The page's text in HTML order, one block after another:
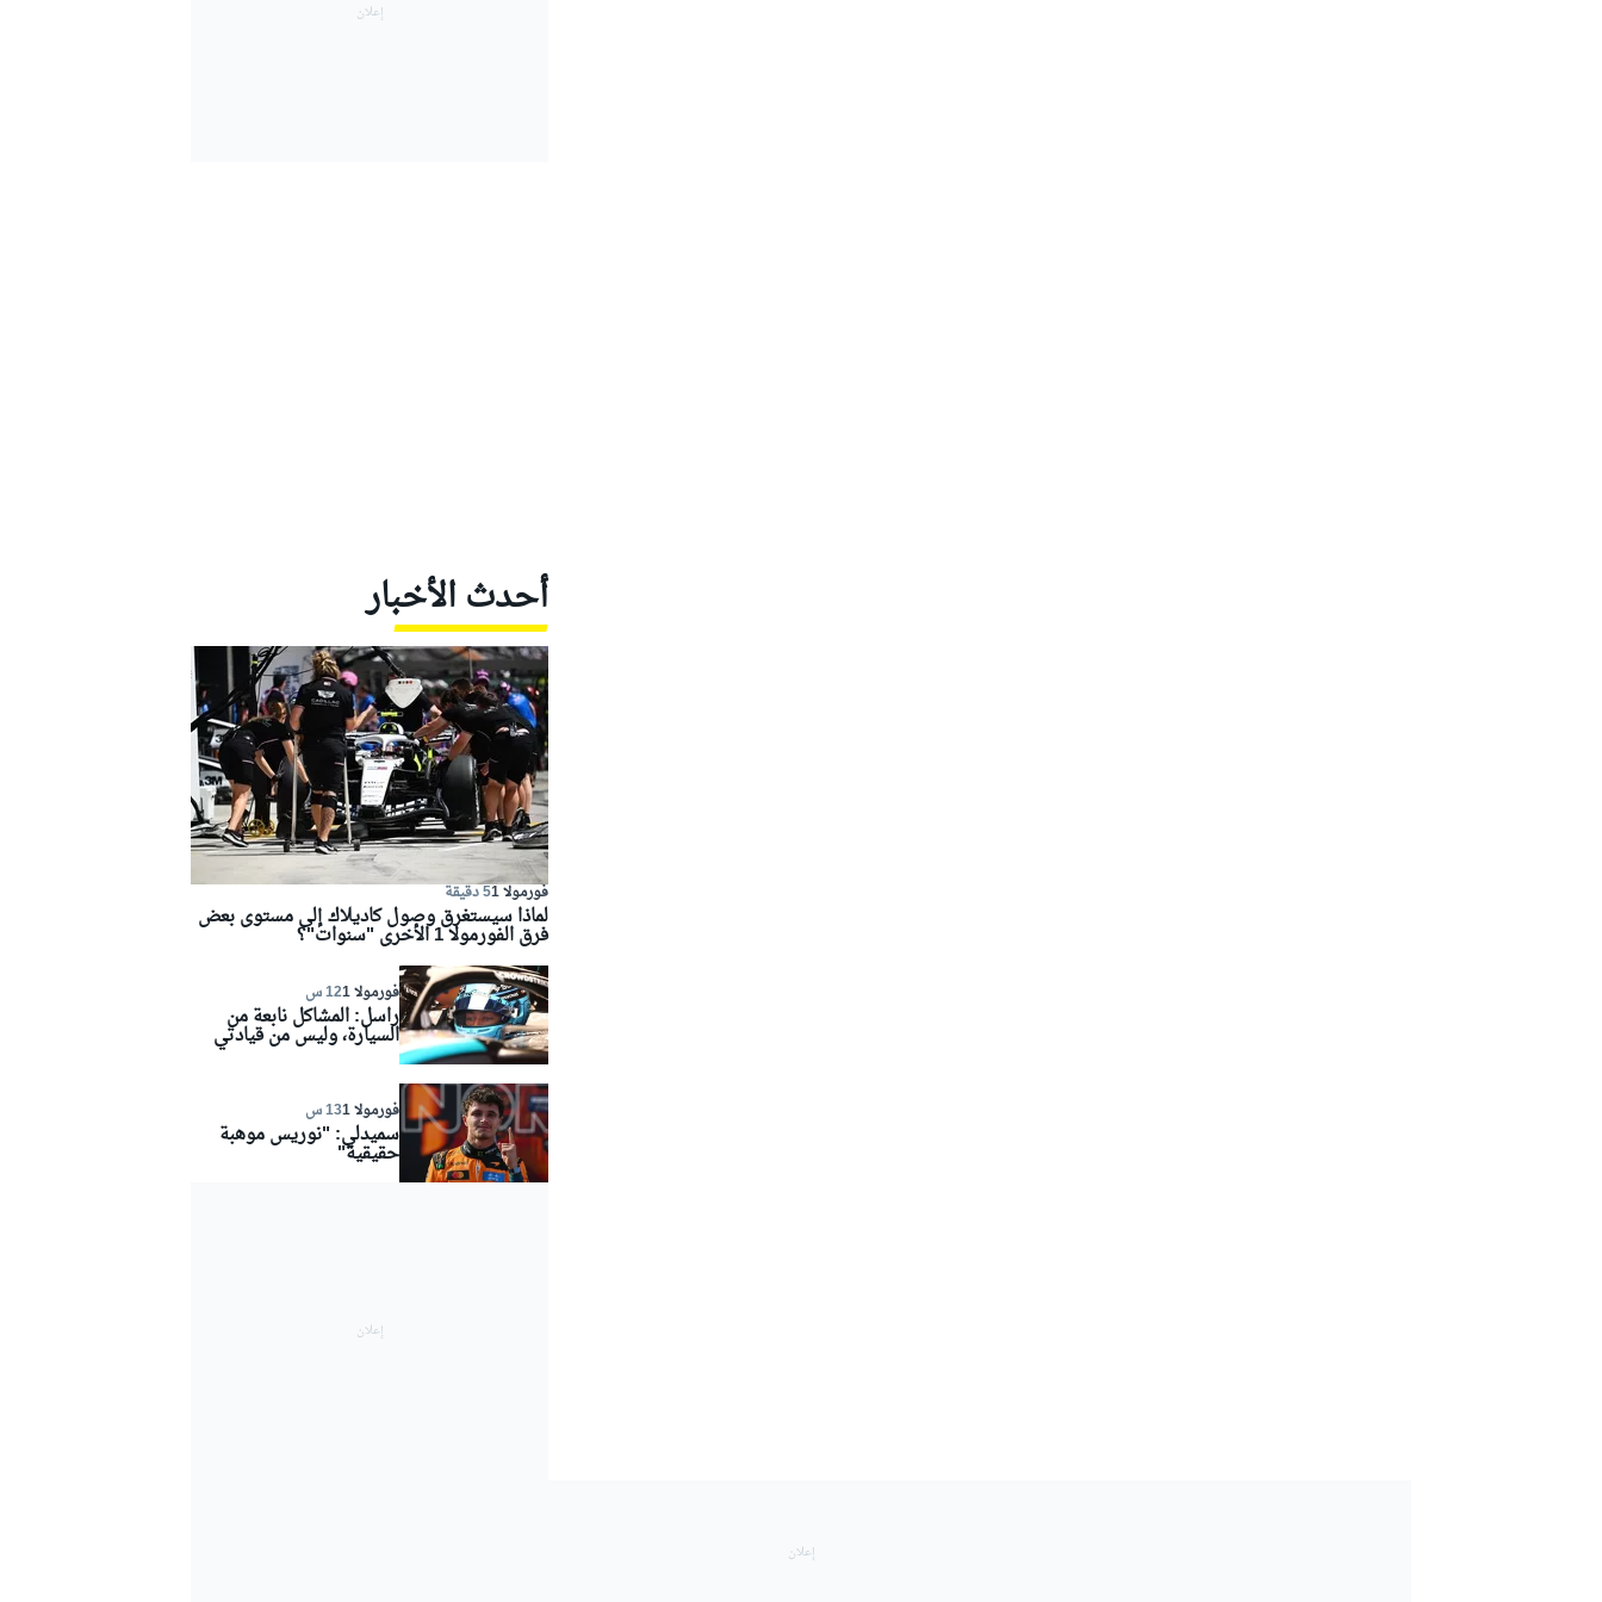
أحدث الأخبار
فورمولا 1 5 دقيقة
لماذا سيستغرق وصول كاديلاك إلى مستوى بعض
فرق الفورمولا 1 الأخرى "سنوات"؟
فورمولا 1 12 س
راسل: المشاكل نابعة من
السيارة، وليس من قيادتي
فورمولا 1 13 س
سميدلي: "نوريس موهبة
حقيقية"